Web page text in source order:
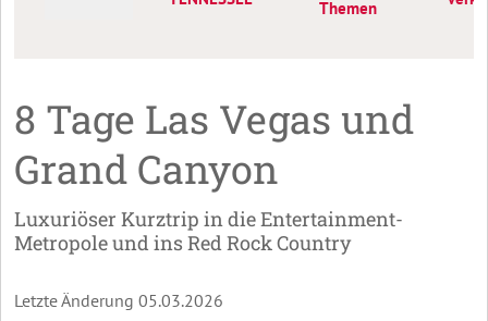
Themen
8 Tage Las Vegas und
Grand Canyon
Luxuriöser Kurztrip in die Entertainment-
Metropole und ins Red Rock Country
Letzte Änderung 05.03.2026